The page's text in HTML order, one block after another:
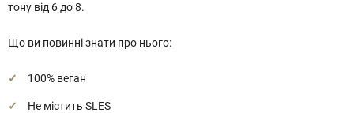
тону від 6 до 8.
Що ви повинні знати про нього:
100% веган
Не містить SLES